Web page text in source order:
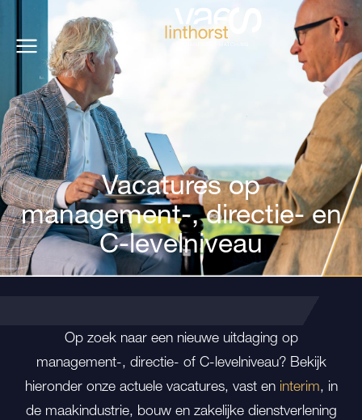
Vacatures op
management-, directie- en
C-levelniveau
Op zoek naar een nieuwe uitdaging op
management-, directie- of C-levelniveau? Bekijk
hieronder onze actuele vacatures, vast en interim, in
de maakindustrie, bouw en zakelijke dienstverlening